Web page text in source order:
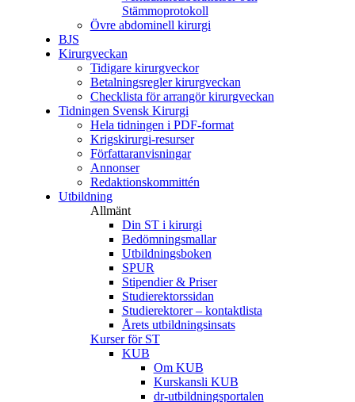
Stämmoprotokoll
Övre abdominell kirurgi
BJS
Kirurgveckan
Tidigare kirurgveckor
Betalningsregler kirurgveckan
Checklista för arrangör kirurgveckan
Tidningen Svensk Kirurgi
Hela tidningen i PDF-format
Krigskirurgi-resurser
Författaranvisningar
Annonser
Redaktionskommittén
Utbildning
Allmänt
Din ST i kirurgi
Bedömningsmallar
Utbildningsboken
SPUR
Stipendier & Priser
Studierektorssidan
Studierektorer – kontaktlista
Årets utbildningsinsats
Kurser för ST
KUB
Om KUB
Kurskansli KUB
dr-utbildningsportalen